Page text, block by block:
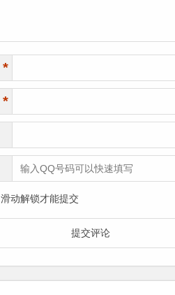
*
*
滑动解锁才能提交